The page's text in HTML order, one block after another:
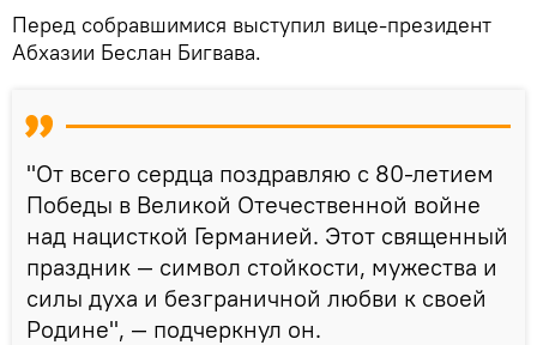
Перед собравшимися выступил вице-президент
Абхазии Беслан Бигвава.
"От всего сердца поздравляю с 80-летием
Победы в Великой Отечественной войне
над нацисткой Германией. Этот священный
праздник — символ стойкости, мужества и
силы духа и безграничной любви к своей
Родине", — подчеркнул он.